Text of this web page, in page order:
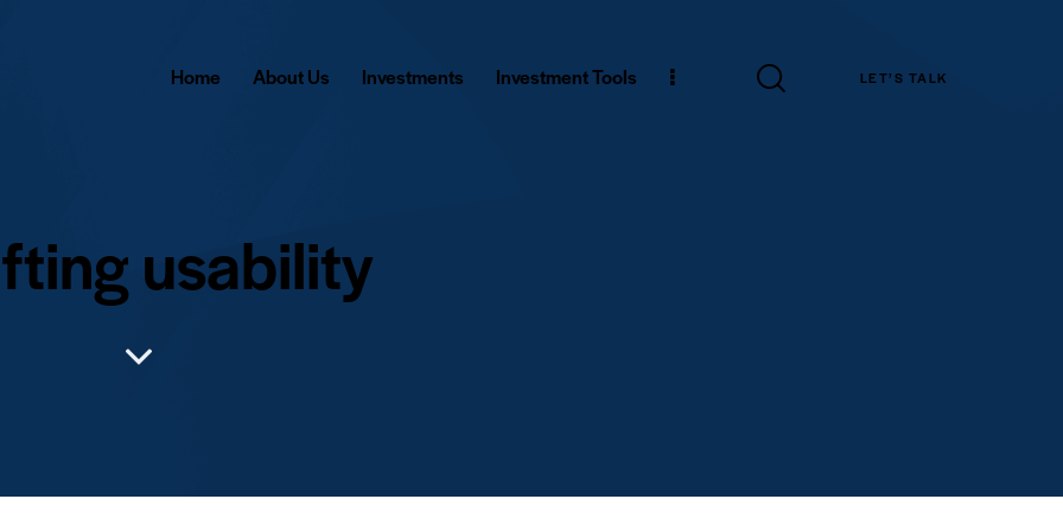
Home About Us Investments Investment Tools LET’S TALK
usability